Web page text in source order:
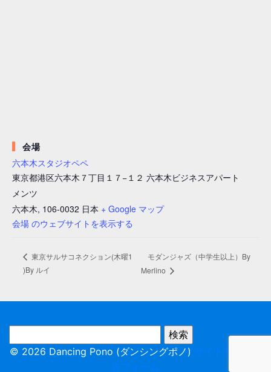
会場
六本木スタジオペペ
東京都港区六本木７丁目１７−１２ 六本木ビジネスアパート
メンツ
六本木, 106-0032 日本 + Google マップ
会場 のウェブサイトを表示する
東京サルサコネクション(木曜1
)By ルイ
モダンジャズ（中学生以上）By
Merlino
© 2026 Dancing Pono (ダンシングポノ) サイト不具合報
告フォーム